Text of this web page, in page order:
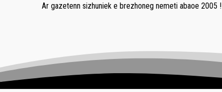
Ar gazetenn sizhuniek e brezhoneg nemeti abaoe 2005 !